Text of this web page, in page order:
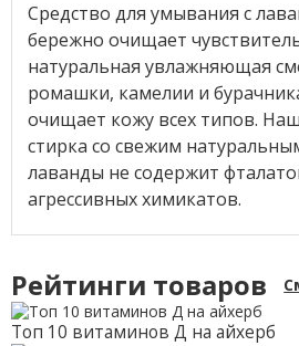
Средство для умывания с
бережно очищает
натуральная увлажняющая
ромашки, камелии и
очищает кожу всех типов.
стирка со свежим
лаванды не содержит
агрессивных химикатов.
Рейтинги товаров
Топ 10 витаминов Д на айхерб